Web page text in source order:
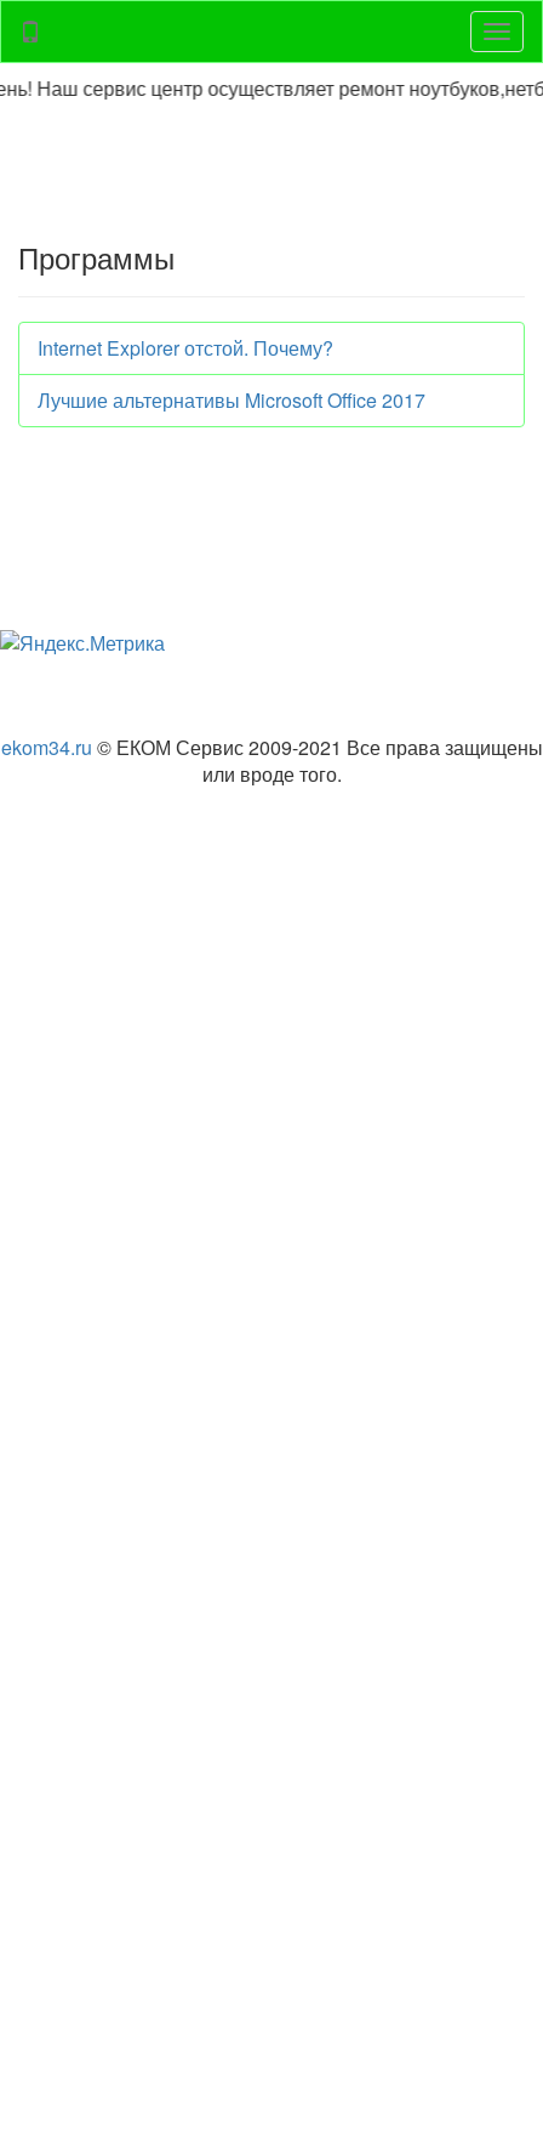
сервис центр осуществляет ремонт
Программы
Internet Explorer отстой. Почему?
Лучшие альтернативы Microsoft Office 2017
ekom34.ru © ЕКОМ Сервис 2009-2021 Все права защищены
или вроде того.